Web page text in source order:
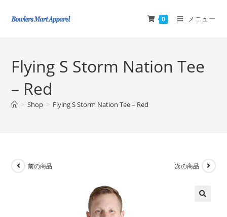
0 メニュー
Flying S Storm Nation Tee
– Red
> Shop > Flying S Storm Nation Tee – Red
前の商品 次の商品